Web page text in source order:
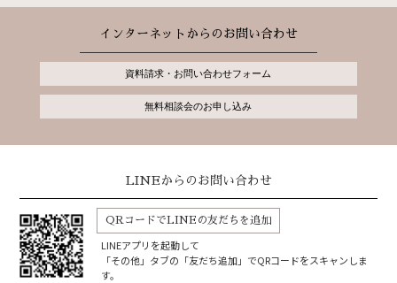
インターネットからのお問い合わせ
資料請求・お問い合わせフォーム
無料相談会のお申し込み
LINEからのお問い合わせ
QRコードでLINEの友だちを追加
LINEアプリを起動して
「その他」タブの「友だち追加」でQRコードをスキャンしま
す。